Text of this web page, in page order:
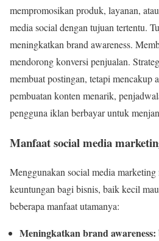
mempromosikan produk, layanan,
media social dengan tujuan tertentu.
meningkatkan brand awareness.
mendorong konversi penjualan.
membuat postingan, tetapi mencakup
pembuatan konten menarik,
pengguna iklan berbayar untuk
Manfaat social media
Menggunakan social media
keuntungan bagi bisnis, baik kecil
beberapa manfaat utamanya:
Meningkatkan brand awareness: